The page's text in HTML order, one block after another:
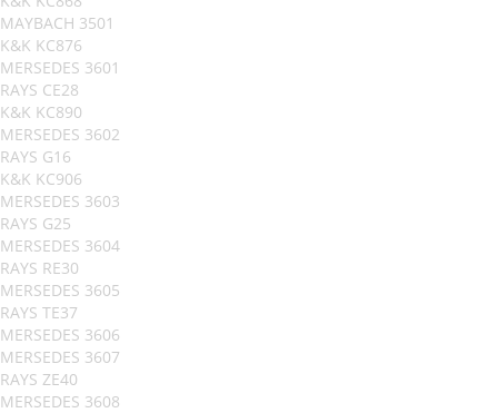
MAYBACH 3501
K&K KC876
MERSEDES 3601
RAYS CE28
K&K KC890
MERSEDES 3602
RAYS G16
K&K KC906
MERSEDES 3603
RAYS G25
MERSEDES 3604
RAYS RE30
MERSEDES 3605
RAYS TE37
MERSEDES 3606
MERSEDES 3607
RAYS ZE40
MERSEDES 3608